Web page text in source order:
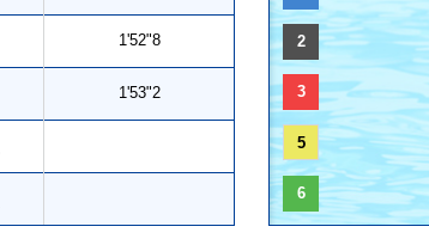
1'52"8
1'53"2
2
3
5
6